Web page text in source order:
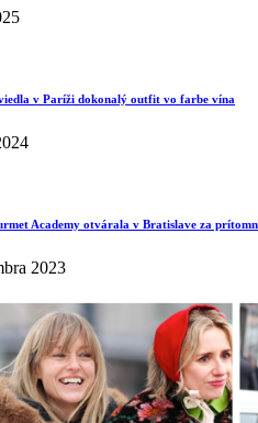
v Paríži dokonalý outfit vo farbe vína
Academy otvárala v Bratislave za
2023